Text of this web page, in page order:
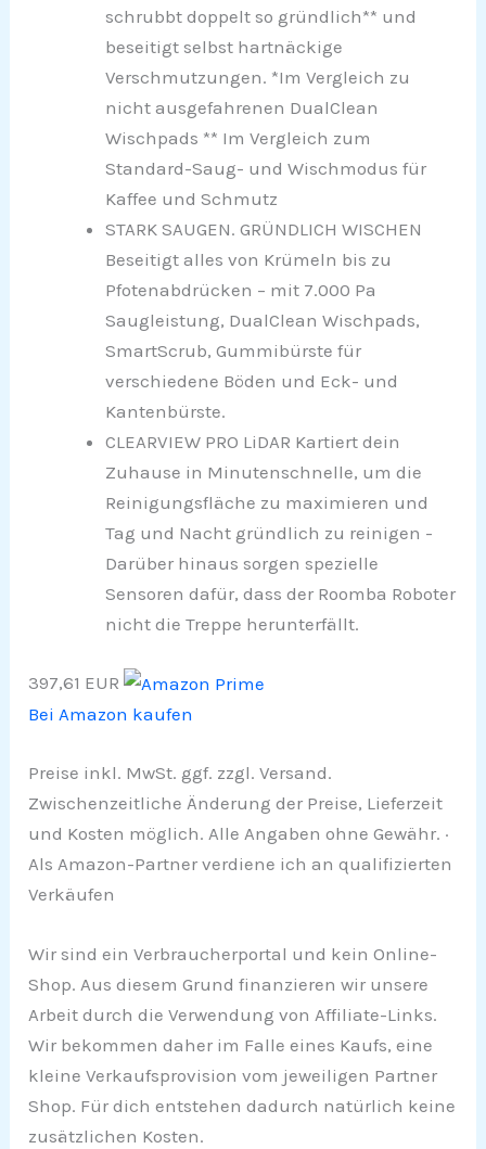
schrubbt doppelt so gründlich** und
beseitigt selbst hartnäckige
Verschmutzungen. *Im Vergleich zu
nicht ausgefahrenen DualClean
Wischpads ** Im Vergleich zum
Standard-Saug- und Wischmodus für
Kaffee und Schmutz
STARK SAUGEN. GRÜNDLICH WISCHEN
Beseitigt alles von Krümeln bis zu
Pfotenabdrücken – mit 7.000 Pa
Saugleistung, DualClean Wischpads,
SmartScrub, Gummibürste für
verschiedene Böden und Eck- und
Kantenbürste.
CLEARVIEW PRO LiDAR Kartiert dein
Zuhause in Minutenschnelle, um die
Reinigungsfläche zu maximieren und
Tag und Nacht gründlich zu reinigen -
Darüber hinaus sorgen spezielle
Sensoren dafür, dass der Roomba Roboter
nicht die Treppe herunterfällt.
397,61 EUR
Bei Amazon kaufen
Preise inkl. MwSt. ggf. zzgl. Versand.
Zwischenzeitliche Änderung der Preise, Lieferzeit
und Kosten möglich. Alle Angaben ohne Gewähr. ·
Als Amazon-Partner verdiene ich an qualifizierten
Verkäufen
Wir sind ein Verbraucherportal und kein Online-
Shop. Aus diesem Grund finanzieren wir unsere
Arbeit durch die Verwendung von Affiliate-Links.
Wir bekommen daher im Falle eines Kaufs, eine
kleine Verkaufsprovision vom jeweiligen Partner
Shop. Für dich entstehen dadurch natürlich keine
zusätzlichen Kosten.